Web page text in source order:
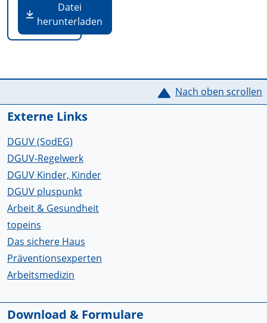
Datei
herunterladen
Service Informationen Nach oben scrollen
Externe Links
DGUV (SodEG)
DGUV-Regelwerk
DGUV Kinder, Kinder
DGUV pluspunkt
Arbeit & Gesundheit
topeins
Das sichere Haus
Präventionsexperten
Arbeitsmedizin
Download & Formulare